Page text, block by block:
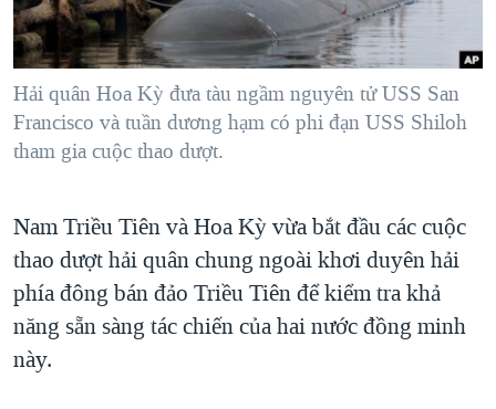
ĐỜI SỐNG
KINH TẾ
KHOA HỌC
SỨC KHOẺ
THỂ THAO
GIÁO DỤC
HÀNH TRÌNH BẦU CỬ 2024
MỘT NĂM CHIẾN TRANH TẠI DẢI GAZA
GIẢI MÃ VÀNH ĐAI & CON ĐƯỜNG
NGÀY TỊ NẠN THẾ GIỚI
CHI PHÍ CHIẾN TRANH AFGHANISTAN
CÁC GIÁ TRỊ CỘNG HÒA Ở VIỆT NAM
THƯỢNG ĐỈNH TRUMP-KIM TẠI VIỆT NAM
TRỊNH VĨNH BÌNH VS. CHÍNH PHỦ VIỆT NAM
NGHE
MẠNG XÃ HỘI
Hải quân Hoa Kỳ đưa tàu ngầm nguyên tử USS San
Francisco và tuần dương hạm có phi đạn USS Shiloh
tham gia cuộc thao dượt.
Nam Triều Tiên và Hoa Kỳ vừa bắt đầu các cuộc
thao dượt hải quân chung ngoài khơi duyên hải
phía đông bán đảo Triều Tiên để kiểm tra khả
năng sẵn sàng tác chiến của hai nước đồng minh
này.